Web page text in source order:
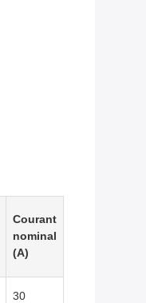
Courant
nominal
(A)
30